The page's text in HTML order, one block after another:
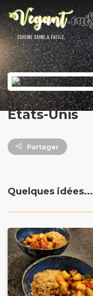
États-Unis
Partager
Quelques idées...